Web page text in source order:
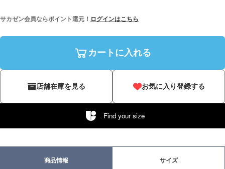
サカゼン会員ならポイント還元！ ログインはこちら
カートに入れる
店舗在庫を見る お気に入り登録する
Find your size
商品情報 サイズ